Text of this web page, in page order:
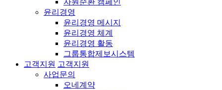
윤리경영
윤리경영 메시지
윤리경영 체계
윤리경영 활동
그룹통합제보시스템
고객지원 고객지원
사업문의
오네계약